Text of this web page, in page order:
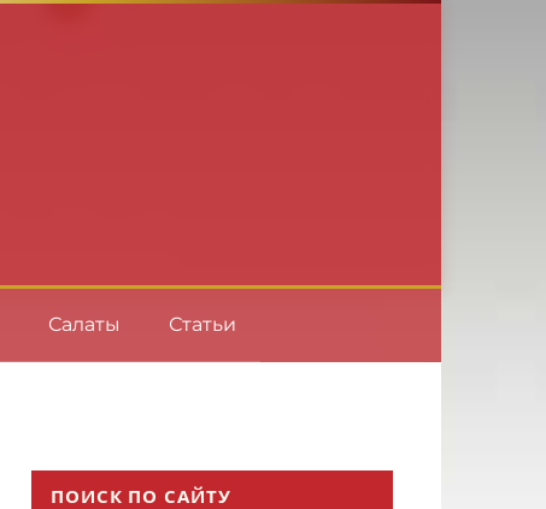
Салаты Статьи
ПОИСК ПО САЙТУ